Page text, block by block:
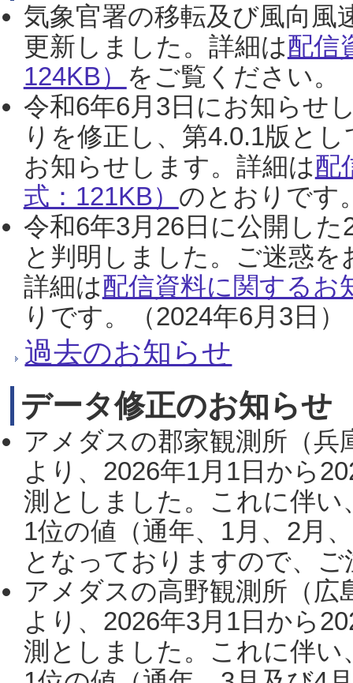
気象官署の移転及び風向風
更新しました。詳細は配信
124KB） をご覧ください。
令和6年6月3日にお知らせ
りを修正し、第4.0.1版と
お知らせします。詳細は配
式：121KB） のとおりです
令和6年3月26日に公開し
と判明しました。ご迷惑
詳細は配信資料に関するお
りです。（2024年6月3日）
過去のお知らせ
データ修正のお知らせ
アメダスの郡家観測所（
より、2026年1月1日から
測としました。これに伴い
1位の値（通年、1月、2月
となっておりますので、
アメダスの高野観測所（
より、2026年3月1日から
測としました。これに伴い